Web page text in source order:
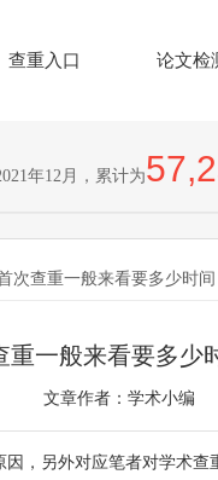
查重入口 论文检
年12月，累计为
次查重一般来看要多少时间
重一般来看要多少
文章作者：学术小编
，另外对应笔者对学术